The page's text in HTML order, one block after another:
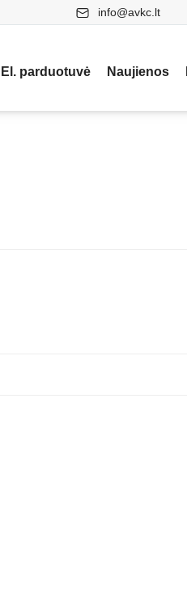
info@avkc.lt
El. parduotuvė Naujienos